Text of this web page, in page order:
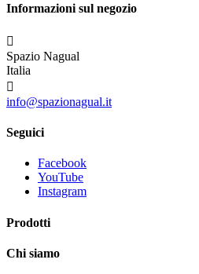
Informazioni sul negozio

Spazio Nagual
Italia

info@spazionagual.it
Seguici
Facebook
YouTube
Instagram
Prodotti
Chi siamo